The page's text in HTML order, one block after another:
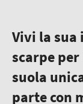
Vivi la sua
scarpe
suola
parte con